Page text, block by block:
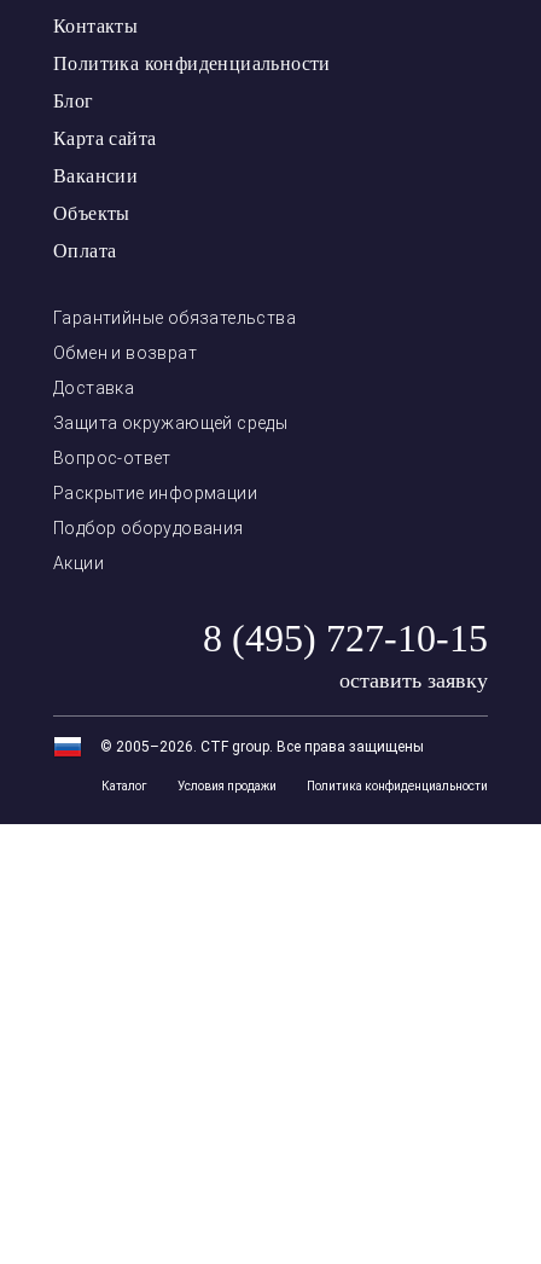
Контакты
Политика конфиденциальности
Блог
Карта сайта
Вакансии
Объекты
Оплата
Гарантийные обязательства
Обмен и возврат
Доставка
Защита окружающей среды
Вопрос-ответ
Раскрытие информации
Подбор оборудования
Акции
8 (495) 727-10-15
оставить заявку
© 2005–2026. CTF group. Все права защищены
Каталог Условия продажи Политика конфиденциальности